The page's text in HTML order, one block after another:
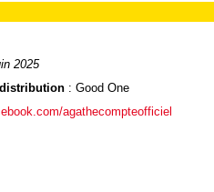
2025
: Good One
agathecompteofficiel